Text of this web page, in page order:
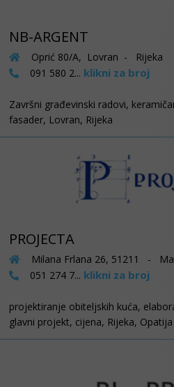
NB-ARGENT
Oprić 80/A, Lovran - Rijeka
091 580 2... klikni za broj
Završni građevinski radovi,
fasader, Lovran, Rijeka
PROJECTA
Milana Frlana 26, 51211 -
051 274 7... klikni za broj
projektiranje obiteljskih kuća,
glavni projekt, cijena, Rijeka, Opatija